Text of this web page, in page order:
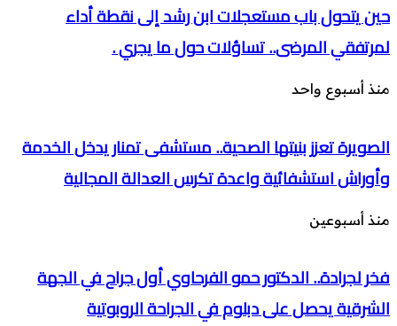
حين يتحول باب مستعجلات ابن رشد إلى نقطة أداء
لمرتفقي المرضى.. تساؤلات حول ما يجري .
منذ أسبوع واحد
الصويرة تعزز بنيتها الصحية.. مستشفى تمنار يدخل الخدمة
وأوراش استشفائية واعدة تكرس العدالة المجالية
منذ أسبوعين
فخر لجرادة.. الدكتور حمو الفرحاوي أول جراح في الجهة
الشرقية يحصل على دبلوم في الجراحة الروبوتية